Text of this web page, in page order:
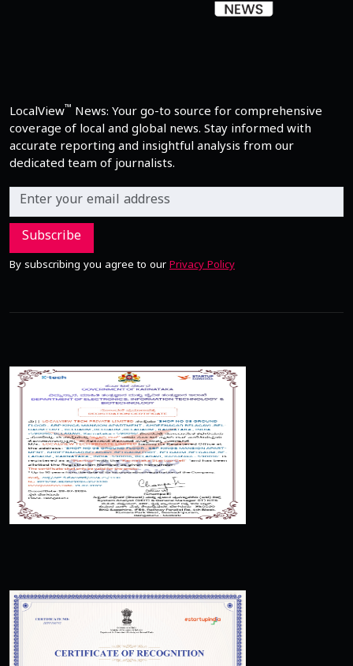
LocalView™ News: Your go-to source for comprehensive
coverage of local and global news. Stay informed with
accurate reporting and insightful analysis from our
dedicated team of journalists.
Subscribe
By subscribing you agree to our Privacy Policy